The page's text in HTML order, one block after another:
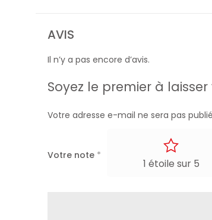
AVIS
Il n’y a pas encore d’avis.
Soyez le premier à
Votre adresse e-mail ne sera pas
Votre note *
1 étoile sur 5